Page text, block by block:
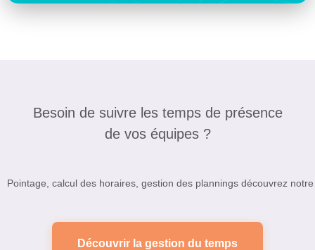
Besoin de suivre les temps de présence
de vos équipes ?
Pointage, calcul des horaires, gestion des plannings découvrez
Découvrir la gestion du temps